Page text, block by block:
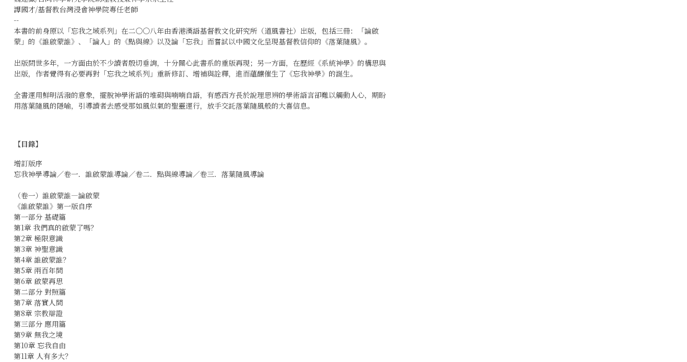
譚國才/基督教台灣浸會神學院專任老師
--
本書的前身原以「忘我之域系列」在二〇〇八年由香港漢語基督教文化研究所（道風書社）出版，包括三冊：「論啟
蒙」的《誰啟蒙誰》、「論人」的《點與線》以及論「忘我」而嘗試以中國文化呈現基督教信仰的《落葉隨風》。
出版問世多年，一方面由於不少讀者殷切垂詢，十分關心此書系的重版再現；另一方面，在歷經《系統神學》的構思與
出版，作者覺得有必要再對「忘我之域系列」重新修訂、增補與詮釋，進而蘊釀催生了《忘我神學》的誕生。
全書運用鮮明活潑的意象，擺脫神學術語的堆砌與喃喃自語，有感西方長於說理思辨的學術語言卻難以觸動人心，期盼
用落葉隨風的隱喻，引導讀者去感受那如風似氣的聖靈運行，放手交託落葉隨風般的大喜信息。
【目錄】
增訂版序
忘我神學導論／卷一．誰啟蒙誰導論／卷二．點與線導論／卷三．落葉隨風導論
（卷一）誰啟蒙誰―論啟蒙
《誰啟蒙誰》第一版自序
第一部分 基礎篇
第1章 我們真的啟蒙了嗎？
第2章 極限意識
第3章 神聖意識
第4章 誰啟蒙誰？
第5章 兩百年間
第6章 啟蒙再思
第二部分 對照篇
第7章 落實人間
第8章 宗教辯證
第三部分 應用篇
第9章 無我之境
第10章 忘我自由
第11章 人有多大？